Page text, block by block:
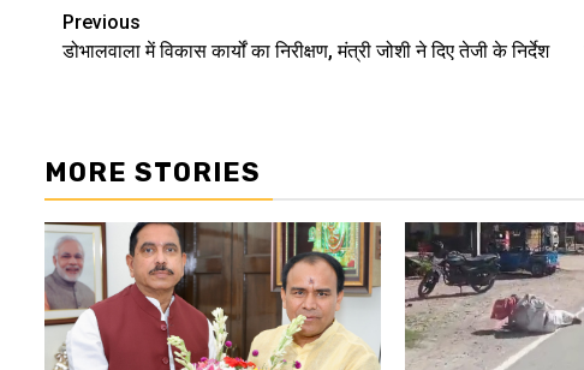
Post
Previous
डोभालवाला में विकास कार्यों का निरीक्षण, मंत्री जोशी ने दिए तेजी के निर्देश
MORE STORIES